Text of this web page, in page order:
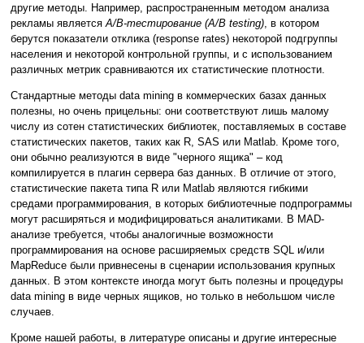
другие методы. Например, распространенным методом анализа
рекламы являетсяA/B-тестирование (A/B testing), в котором
берутся показатели отклика (response rates) некоторой подгруппы
населения и некоторой контрольной группы, и с использованием
различных метрик сравниваются их статистические плотности.
Стандартные методы data mining в коммерческих базах данных
полезны, но очень прицельны: они соответствуют лишь малому
числу из сотен статистических библиотек, поставляемых в составе
статистических пакетов, таких как R, SAS или Matlab. Кроме того,
они обычно реализуются в виде "черного ящика" – код
компилируется в плагин сервера баз данных. В отличие от этого,
статистические пакета типа R или Matlab являются гибкими
средами программирования, в которых библиотечные подпрограммы
могут расширяться и модифицироваться аналитиками. В MAD-
анализе требуется, чтобы аналогичные возможности
программирования на основе расширяемых средств SQL и/или
MapReduce были привнесены в сценарии использования крупных
данных. В этом контексте иногда могут быть полезны и процедуры
data mining в виде черных ящиков, но только в небольшом числе
случаев.
Кроме нашей работы, в литературе описаны и другие интересные